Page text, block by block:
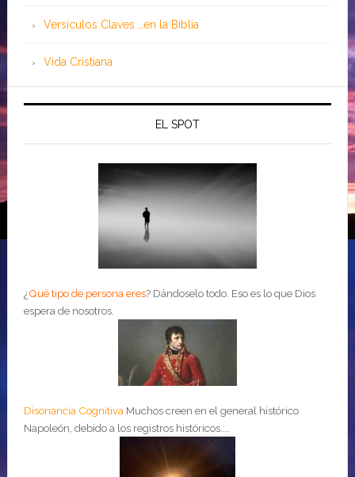
Versículos Claves …en la Biblia
Vida Cristiana
EL SPOT
¿Qué tipo de persona eres? Dándoselo todo. Eso es lo que Dios
espera de nosotros.
Disonancia Cognitiva Muchos creen en el general histórico
Napoleón, debido a los registros históricos....